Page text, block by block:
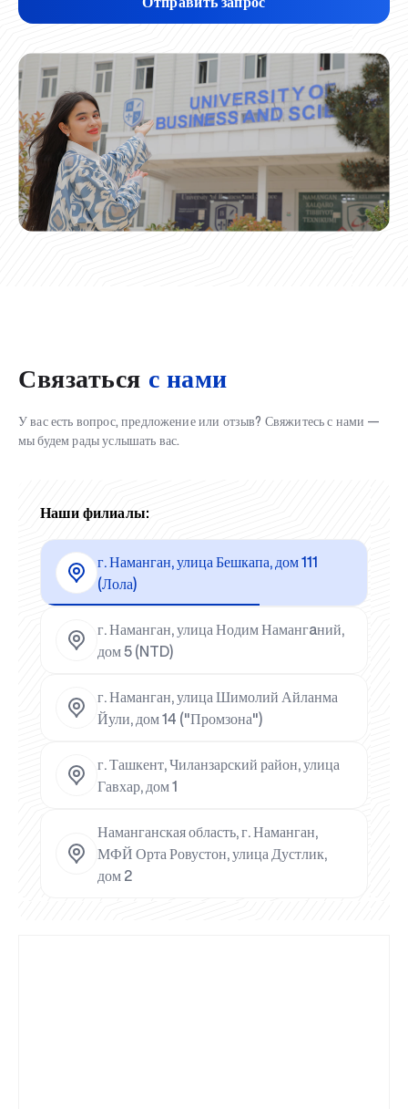
Связаться с нами
У вас есть вопрос, предложение или отзыв? Свяжитесь с нами —
мы будем рады услышать вас.
Наши филиалы:
г. Наманган, улица Бешкапа, дом 111
(Лола)
г. Наманган, улица Нодим Намангaний,
дом 5 (NTD)
г. Наманган, улица Шимолий Айланма
Йули, дом 14 ("Промзона")
г. Ташкент, Чиланзарский район, улица
Гавхар, дом 1
Наманганская область, г. Наманган,
МФЙ Орта Ровустон, улица Дустлик,
дом 2